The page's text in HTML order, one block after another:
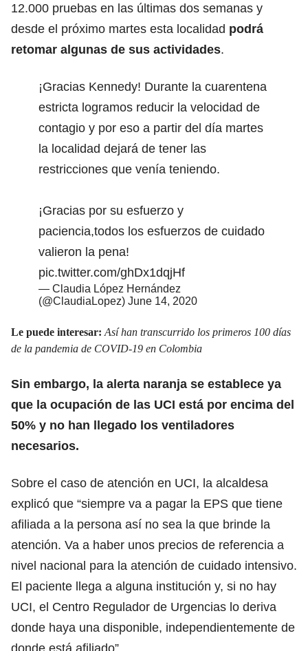
12.000 pruebas en las últimas dos semanas y
desde el próximo martes esta localidad podrá
retomar algunas de sus actividades.
¡Gracias Kennedy! Durante la cuarentena
estricta logramos reducir la velocidad de
contagio y por eso a partir del día martes
la localidad dejará de tener las
restricciones que venía teniendo.
¡Gracias por su esfuerzo y
paciencia,todos los esfuerzos de cuidado
valieron la pena!
pic.twitter.com/ghDx1dqjHf
— Claudia López Hernández
(@ClaudiaLopez) June 14, 2020
Le puede interesar: Así han transcurrido los primeros 100 días
de la pandemia de COVID-19 en Colombia
Sin embargo, la alerta naranja se establece ya
que la ocupación de las UCI está por encima del
50% y no han llegado los ventiladores
necesarios.
Sobre el caso de atención en UCI, la alcaldesa
explicó que “siempre va a pagar la EPS que tiene
afiliada a la persona así no sea la que brinde la
atención. Va a haber unos precios de referencia a
nivel nacional para la atención de cuidado intensivo.
El paciente llega a alguna institución y, si no hay
UCI, el Centro Regulador de Urgencias lo deriva
donde haya una disponible, independientemente de
donde está afiliado”.